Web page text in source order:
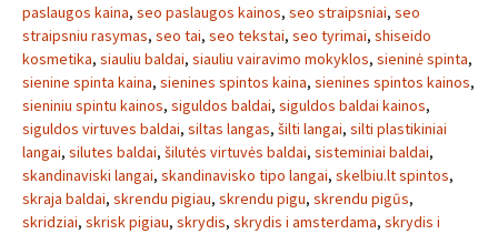
paslaugos kaina, seo paslaugos kainos, seo straipsniai, seo
straipsniu rasymas, seo tai, seo tekstai, seo tyrimai, shiseido
kosmetika, siauliu baldai, siauliu vairavimo mokyklos, sieninė spinta,
sienine spinta kaina, sienines spintos kaina, sienines spintos kainos,
sieniniu spintu kainos, siguldos baldai, siguldos baldai kainos,
siguldos virtuves baldai, siltas langas, šilti langai, silti plastikiniai
langai, silutes baldai, šilutės virtuvės baldai, sisteminiai baldai,
skandinaviski langai, skandinavisko tipo langai, skelbiu.lt spintos,
skraja baldai, skrendu pigiau, skrendu pigu, skrendu pigūs,
skridziai, skrisk pigiau, skrydis, skrydis i amsterdama, skrydis i